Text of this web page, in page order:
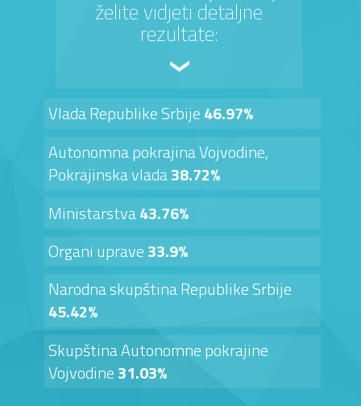
želite vidjeti detaljne
rezultate:
Vlada Republike Srbije46.97%
Autonomna pokrajina Vojvodine,
Pokrajinska vlada38.72%
Ministarstva43.76%
Organi uprave33.9%
Narodna skupština Republike Srbije
45.42%
Skupština Autonomne pokrajine
Vojvodine31.03%